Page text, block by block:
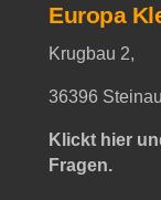
Europa
Krugbau 2,
36396
Klickt hier
Fragen.